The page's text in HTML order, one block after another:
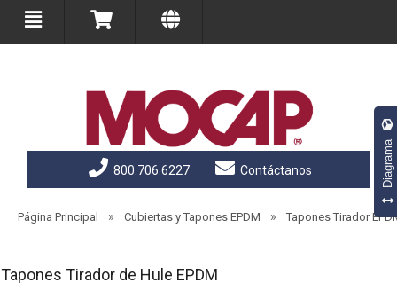
800.706.6227 Contáctanos
Página Principal » Cubiertas y Tapones EPDM » Tapones Tirador
Tapones Tirador de Hule EPDM
Diagrama